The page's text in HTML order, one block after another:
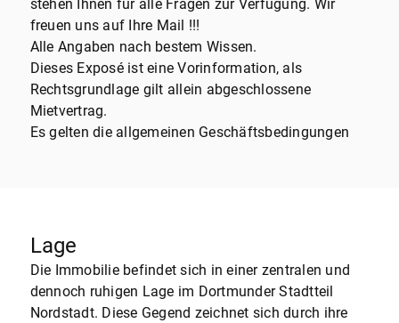
stehen Ihnen für alle Fragen zur Verfügung. Wir
freuen uns auf Ihre Mail !!!
Alle Angaben nach bestem Wissen.
Dieses Exposé ist eine Vorinformation, als
Rechtsgrundlage gilt allein abgeschlossene
Mietvertrag.
Es gelten die allgemeinen Geschäftsbedingungen
Lage
Die Immobilie befindet sich in einer zentralen und
dennoch ruhigen Lage im Dortmunder Stadtteil
Nordstadt. Diese Gegend zeichnet sich durch ihre